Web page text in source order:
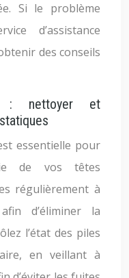
Si le problème
d’assistance
des conseils
: nettoyer et
essentielle pour
de vos têtes
régulièrement à
d’éliminer la
l’état des piles
en veillant à